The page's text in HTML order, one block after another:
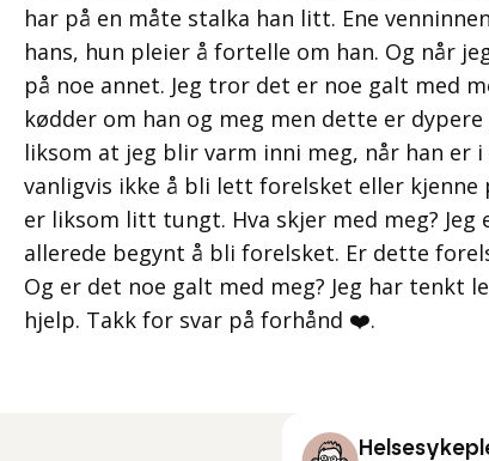
har på en måte stalka han litt. Ene
hans, hun pleier å fortelle om han. Og når
på noe annet. Jeg tror det er noe galt med
kødder om han og meg men dette er
liksom at jeg blir varm inni meg, når han er
vanligvis ikke å bli lett forelsket eller kjenne
er liksom litt tungt. Hva skjer med meg? Jeg
allerede begynt å bli forelsket. Er dette
Og er det noe galt med meg? Jeg har tenkt
hjelp. Takk for svar på forhånd ❤️.